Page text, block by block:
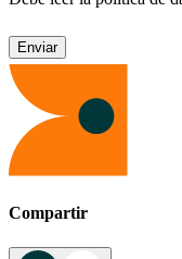
Compartir